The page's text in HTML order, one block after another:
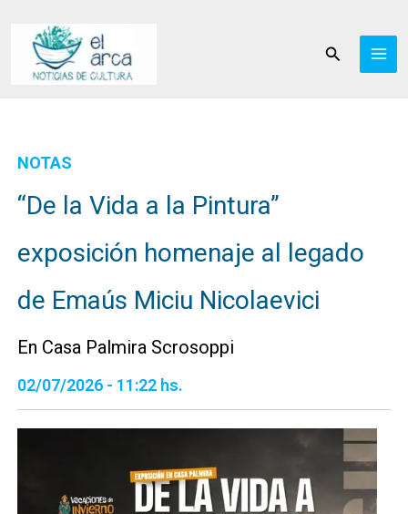
contenido
Buscar
NOTAS
“De la Vida a la Pintura”
exposición homenaje al legado
de Emaús Miciu Nicolaevici
En Casa Palmira Scrosoppi
02/07/2026 - 11:22 hs.